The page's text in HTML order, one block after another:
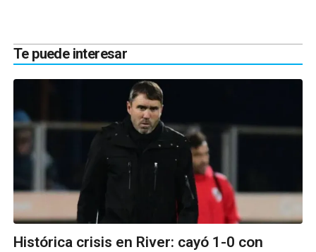
Te puede interesar
Histórica crisis en River: cayó 1-0 con